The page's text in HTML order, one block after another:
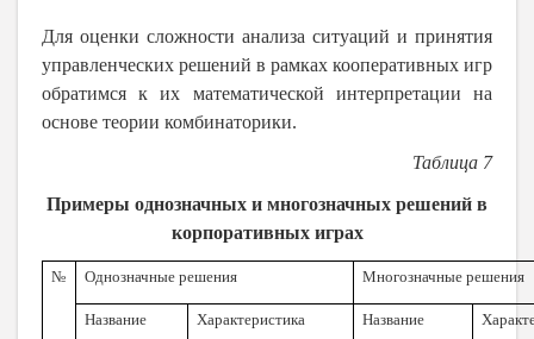
Для оценки сложности анализа ситуаций и принятия
управленческих решений в рамках кооперативных игр
обратимся к их математической интерпретации на
основе теории комбинаторики.
Таблица 7
Примеры однозначных и многозначных решений в
корпоративных играх
№ Однозначные решения Многозначные решения
Название
Характеристика
Название